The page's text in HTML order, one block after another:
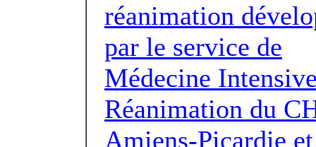
réanimation
par le service de
Médecine
Réanimation du
Amiens-Picardie et